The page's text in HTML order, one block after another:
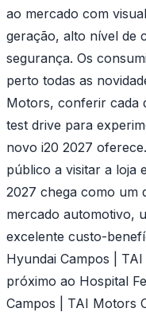
ao mercado com
geração, alto nível de
segurança. Os
perto todas as
Motors, conferir cada
test drive para
novo i20 2027
público a visitar a loja
2027 chega como um
mercado automotivo,
excelente custo-
Hyundai Campos |
próximo ao Hospital
Campos | TAI Motors